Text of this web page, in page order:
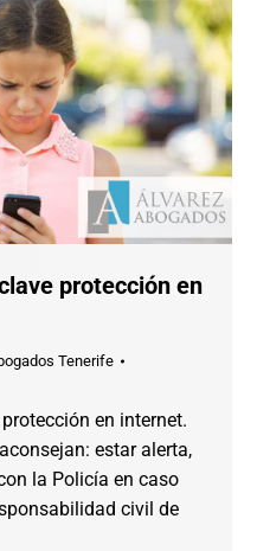
protección en
Tenerife
en internet.
estar alerta,
la Policía en caso
civil de